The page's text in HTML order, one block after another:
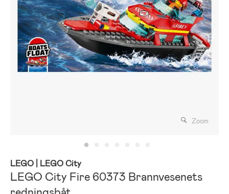
Zoom
LEGO | LEGO City
LEGO City Fire 60373 Brannvesenets